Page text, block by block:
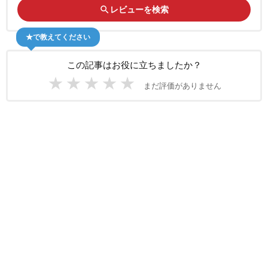
search レビューを検索
この記事はお役に立ちましたか？
★ ★ ★ ★ ★ まだ評価がありません
★で教えてください